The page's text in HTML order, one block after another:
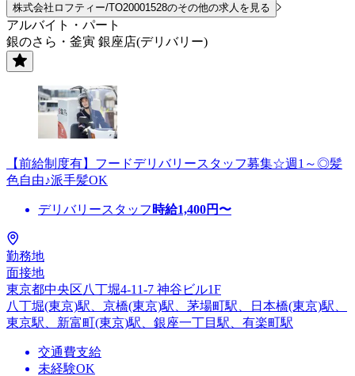
株式会社ロフティー/TO20001528のその他の求人を見る
アルバイト・パート
銀のさら・釜寅 銀座店(デリバリー)
【前給制度有】フードデリバリースタッフ募集☆週1～◎髪
色自由♪派手髪OK
デリバリースタッフ 時給1,400円〜
勤務地
面接地
東京都中央区八丁堀4-11-7 神谷ビル1F
八丁堀(東京)駅、京橋(東京)駅、茅場町駅、日本橋(東京)駅、
東京駅、新富町(東京)駅、銀座一丁目駅、有楽町駅
交通費支給
未経験OK